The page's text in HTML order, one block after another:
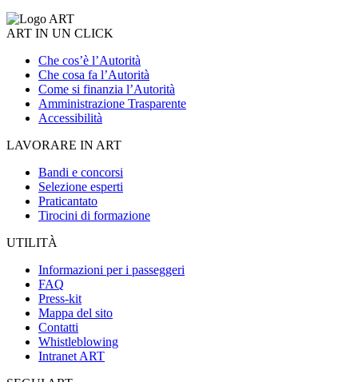
ART IN UN CLICK
Che cos’è l’Autorità
Che cosa fa l’Autorità
Come si finanzia l’Autorità
Amministrazione Trasparente
Accessibilità
LAVORARE IN ART
Bandi e concorsi
Selezione esperti
Praticantato
Tirocini di formazione
UTILITÀ
Informazioni per i passeggeri
FAQ
Press-kit
Mappa del sito
Contatti
Whistleblowing
Intranet ART